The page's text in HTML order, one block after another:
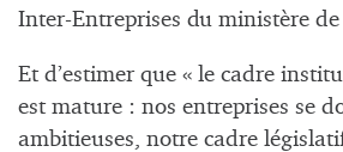
Inter-Entreprises du ministère de
Et d’estimer que « le cadre
est mature : nos entreprises se
ambitieuses, notre cadre